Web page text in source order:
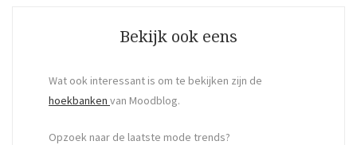
Bekijk ook eens
Wat ook interessant is om te bekijken zijn de
hoekbanken van Moodblog.
Opzoek naar de laatste mode trends?